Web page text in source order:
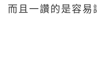
而且一讚的是容